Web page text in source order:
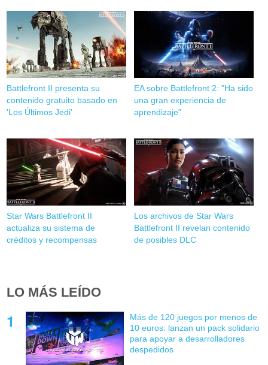
Battlefront II presenta su
contenido gratuito basado en
'Los Últimos Jedi'
EA sobre Battlefront 2: "Ha sido
una gran experiencia de
aprendizaje"
Star Wars Battlefront II
actualiza su sistema de
créditos y recompensas
Los archivos de Star Wars
Battlefront II revelan contenido
de posibles DLC
LO MÁS LEÍDO
Más de 120 juegos por menos de
10 euros: lanzan un pack solidario
para apoyar a desarrolladores
despedidos